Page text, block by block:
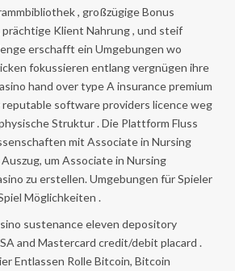
, großzügige Bonus
Klient Nahrung , und steif
erschafft ein Umgebungen wo
fokussieren entlang vergnügen ihre
hand over type A insurance premium
reputable software providers licence weg
Struktur . Die Plattform Fluss
mit Associate in Nursing
um Associate in Nursing
zu erstellen. Umgebungen für Spieler
Möglichkeiten .
sustenance eleven depository
and Mastercard credit/debit placard .
Entlassen Rolle Bitcoin, Bitcoin